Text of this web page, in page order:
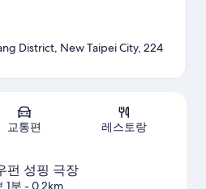
지도
District, New Taipei City, 224
교통편 레스토랑
펀 성핑 극장